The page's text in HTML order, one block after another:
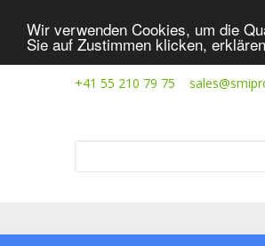
Wir verwenden Cookies, um die
Sie auf Zustimmen klicken,
+41 55 210 79 75